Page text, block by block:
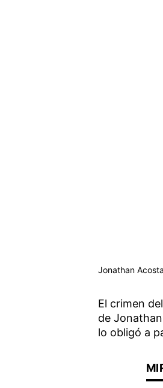
Jonathan
El crimen
de
lo obligó a